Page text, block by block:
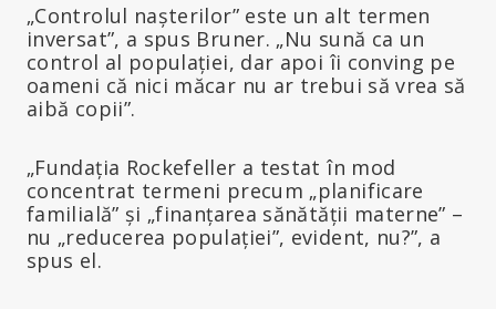
„Controlul nașterilor” este un alt termen
inversat”, a spus Bruner. „Nu sună ca un
control al populației, dar apoi îi conving pe
oameni că nici măcar nu ar trebui să vrea să
aibă copii”.
„Fundația Rockefeller a testat în mod
concentrat termeni precum „planificare
familială” și „finanțarea sănătății materne” –
nu „reducerea populației”, evident, nu?”, a
spus el.